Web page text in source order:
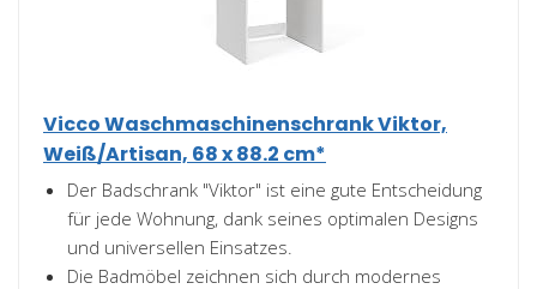
Vicco Waschmaschinenschrank Viktor,
Weiß/Artisan, 68 x 88.2 cm*
Der Badschrank "Viktor" ist eine gute Entscheidung
für jede Wohnung, dank seines optimalen Designs
und universellen Einsatzes.
Die Badmöbel zeichnen sich durch modernes